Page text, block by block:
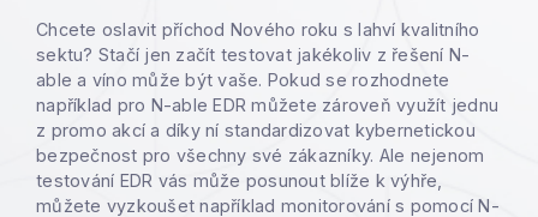
Chcete oslavit příchod Nového roku s lahví kvalitního
sektu? Stačí jen začít testovat jakékoliv z řešení N-
able a víno může být vaše. Pokud se rozhodnete
například pro N-able EDR můžete zároveň využít jednu
z promo akcí a díky ní standardizovat kybernetickou
bezpečnost pro všechny své zákazníky. Ale nejenom
testování EDR vás může posunout blíže k výhře,
můžete vyzkoušet například monitorování s pomocí N-